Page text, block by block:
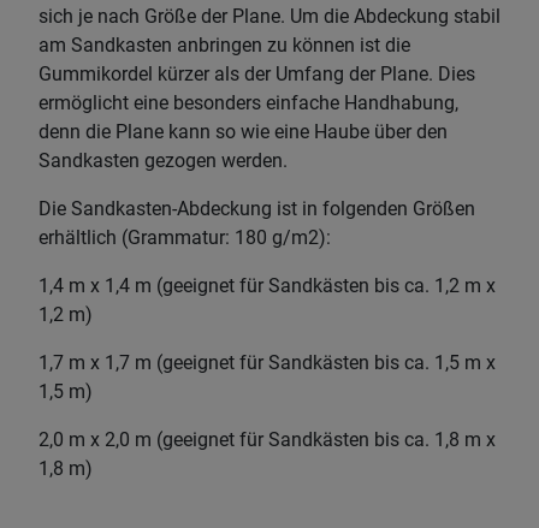
sich je nach Größe der Plane. Um die Abdeckung stabil
am Sandkasten anbringen zu können ist die
Gummikordel kürzer als der Umfang der Plane. Dies
ermöglicht eine besonders einfache Handhabung,
denn die Plane kann so wie eine Haube über den
Sandkasten gezogen werden.
Die Sandkasten-Abdeckung ist in folgenden Größen
erhältlich (Grammatur: 180 g/m2):
1,4 m x 1,4 m (geeignet für Sandkästen bis ca. 1,2 m x
1,2 m)
1,7 m x 1,7 m (geeignet für Sandkästen bis ca. 1,5 m x
1,5 m)
2,0 m x 2,0 m (geeignet für Sandkästen bis ca. 1,8 m x
1,8 m)